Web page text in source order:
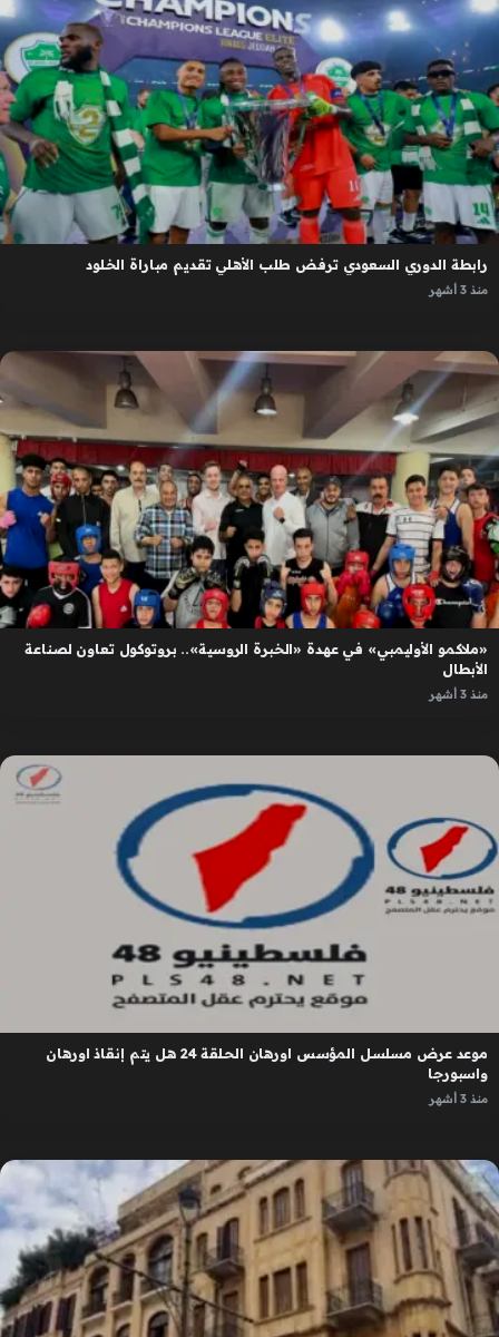
رابطة الدوري السعودي ترفض طلب الأهلي تقديم مباراة الخلود
منذ 3 أشهر
«ملاكمو الأوليمبي» في عهدة «الخبرة الروسية».. بروتوكول تعاون لصناعة
الأبطال
منذ 3 أشهر
موعد عرض مسلسل المؤسس اورهان الحلقة 24 هل يتم إنقاذ اورهان
واسبورجا
منذ 3 أشهر